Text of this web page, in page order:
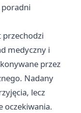
przechodzi
medyczny i
przez
Nadany
lecz
oczekiwania.